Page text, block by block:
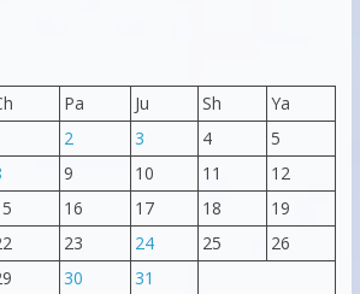
Pa Ju Sh
Ya
2 3 4
5
9 10 11
12
16 17 18
19
23 24 25
26
30 31